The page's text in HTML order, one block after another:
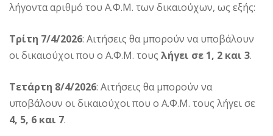
λήγοντα αριθμό του Α.Φ.Μ. των δικαιούχων, ως εξής:
Τρίτη 7/4/2026: Αιτήσεις θα μπορούν να υποβάλουν
οι δικαιούχοι που ο Α.Φ.Μ. τους λήγει σε 1, 2 και 3.
Τετάρτη 8/4/2026: Αιτήσεις θα μπορούν να
υποβάλουν οι δικαιούχοι που ο Α.Φ.Μ. τους λήγει σε
4, 5, 6 και 7.